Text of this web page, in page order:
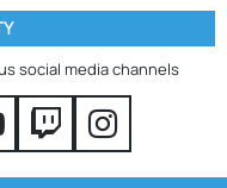
social media channels